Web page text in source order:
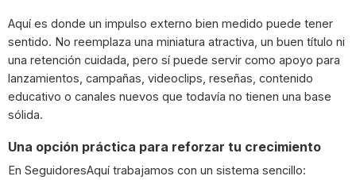
Aquí es donde un impulso externo bien medido puede tener
sentido. No reemplaza una miniatura atractiva, un buen título ni
una retención cuidada, pero sí puede servir como apoyo para
lanzamientos, campañas, videoclips, reseñas, contenido
educativo o canales nuevos que todavía no tienen una base
sólida.
Una opción práctica para reforzar tu crecimiento
En SeguidoresAquí trabajamos con un sistema sencillo: